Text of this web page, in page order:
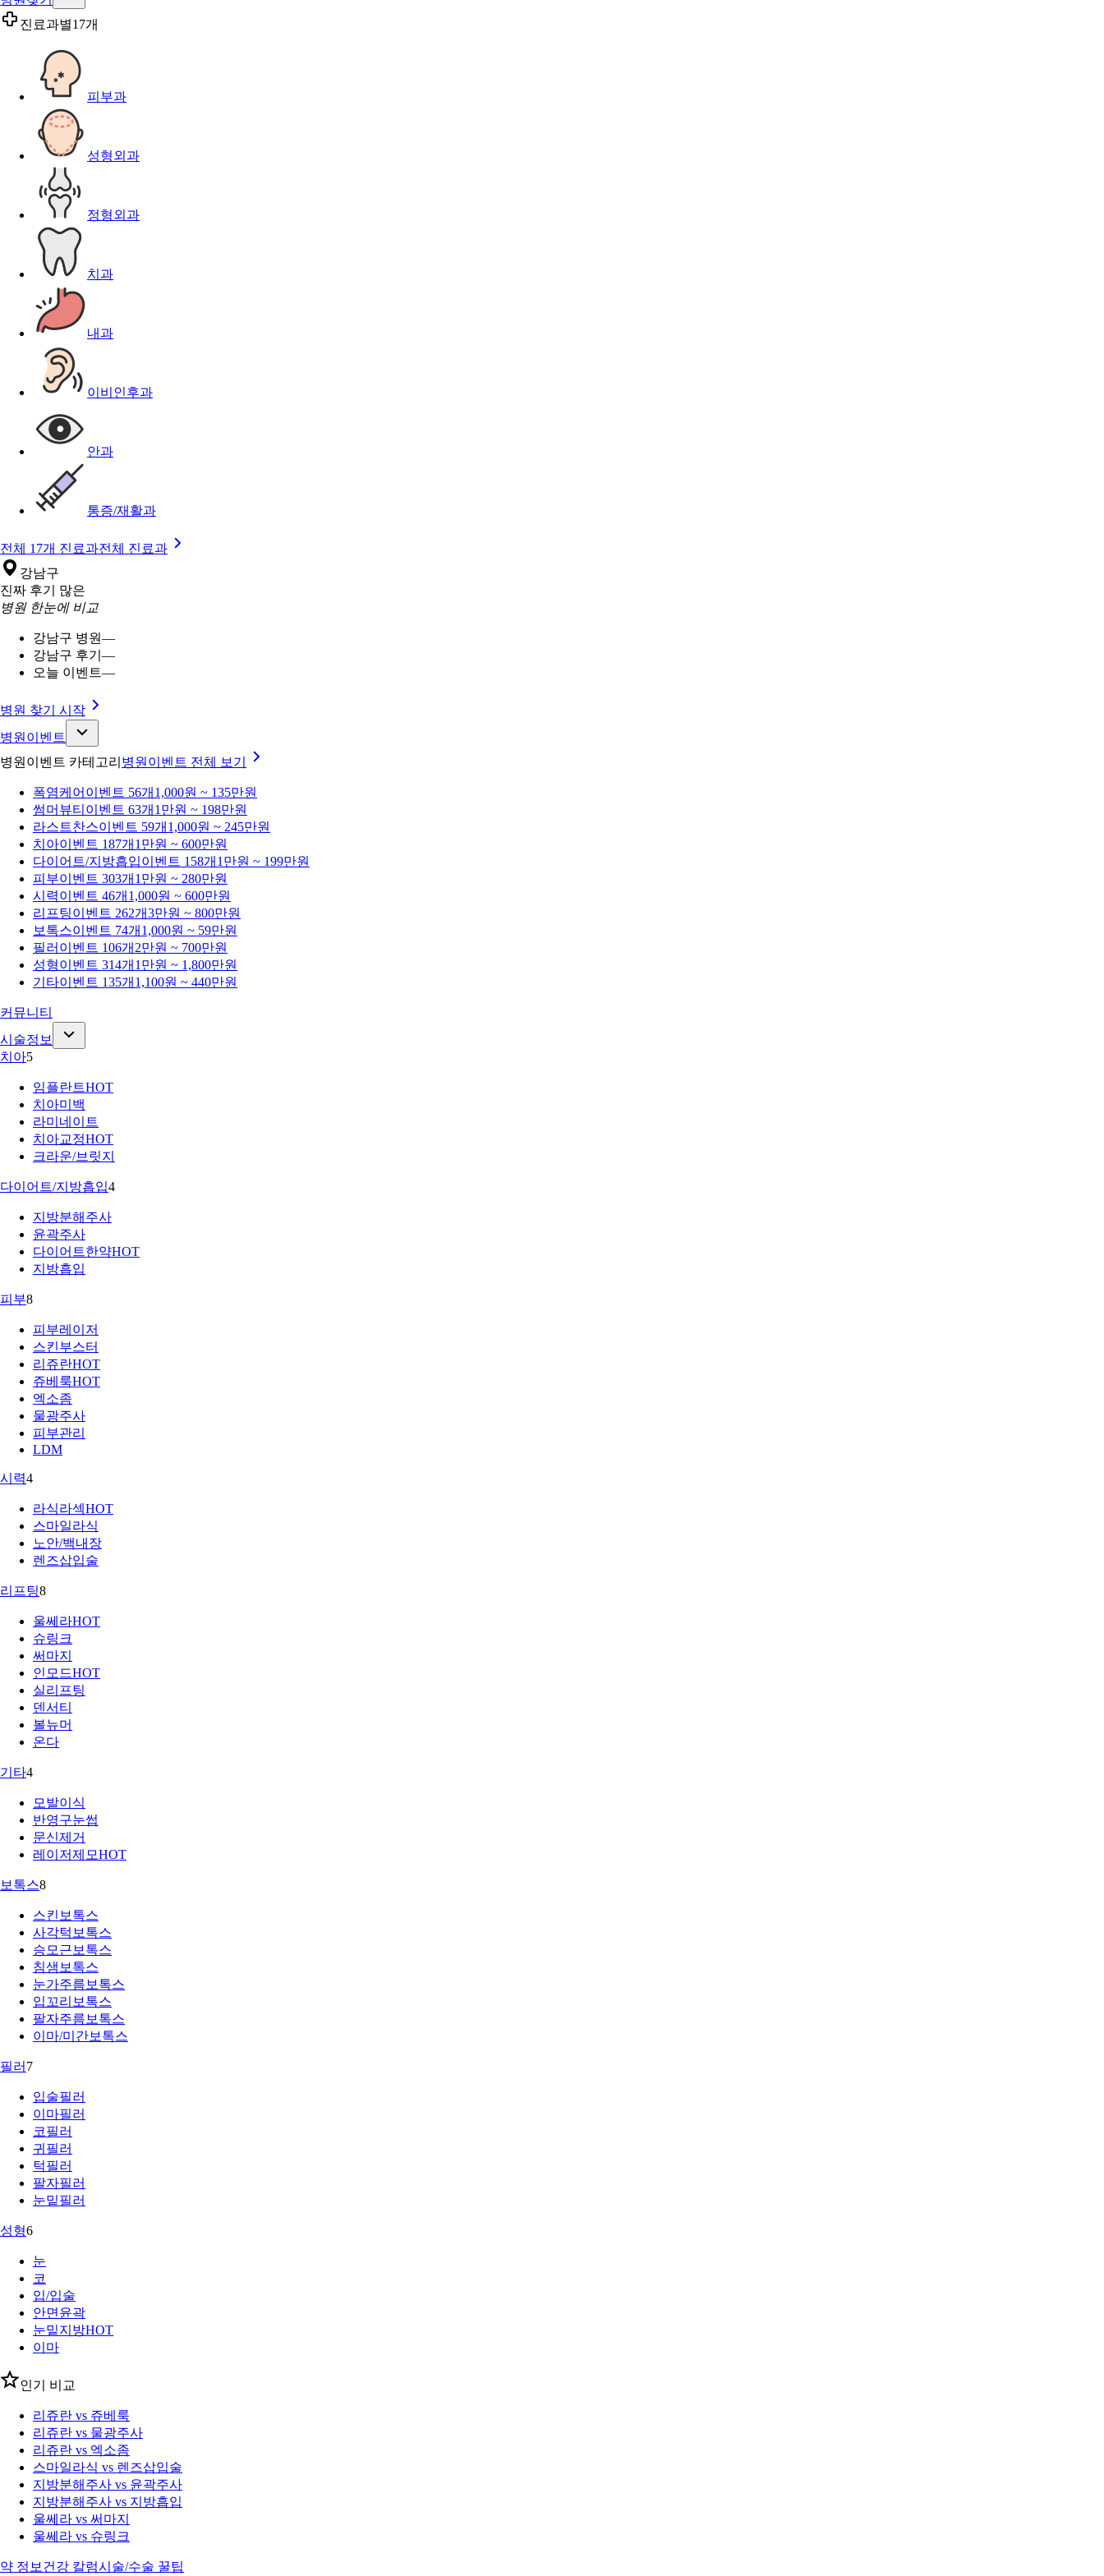
진료과별17개
피부과
성형외과
정형외과
치과
내과
이비인후과
안과
통증/재활과
전체 17개 진료과전체 진료과
강남구
진짜 후기 많은
병원 한눈에 비교
강남구 병원—
강남구 후기 —
오늘 이벤트—
병원 찾기 시작
병원이벤트
병원이벤트 카테고리 병원이벤트 전체 보기
폭염케어 이벤트 56개 1,000원 ~ 135만원
썸머뷰티 이벤트 63개 1만원 ~ 198만원
라스트찬스이벤트 59개 1,000원 ~ 245만원
치아이벤트 187개 1만원 ~ 600만원
다이어트/지방흡입이벤트 158개 1만원 ~ 199만원
피부이벤트 303개 1만원 ~ 280만원
시력이벤트 46개 1,000원 ~ 600만원
리프팅이벤트 262개3만원 ~ 800만원
보톡스이벤트 74개 1,000원 ~ 59만원
필러 이벤트 106개 2만원 ~ 700만원
성형이벤트 314개 1만원 ~ 1,800만원
기타이벤트 135개 1,100원 ~ 440만원
커뮤니티
시술정보
치아5
임플란트HOT
치아미백
라미네이트
치아교정HOT
크라운/브릿지
다이어트/지방흡입4
지방분해주사
윤곽주사
다이어트한약HOT
지방흡입
피부8
피부레이저
스킨부스터
리쥬란HOT
쥬베룩HOT
엑소좀
물광주사
피부관리
LDM
시력4
라식라섹HOT
스마일라식
노안/백내장
렌즈삽입술
리프팅8
울쎄라HOT
슈링크
써마지
인모드HOT
실리프팅
덴서티
볼뉴머
온다
기타4
모발이식
반영구눈썹
문신제거
레이저제모HOT
보톡스8
스킨보톡스
사각턱보톡스
승모근보톡스
침샘보톡스
눈가주름보톡스
입꼬리보톡스
팔자주름보톡스
이마/미간보톡스
필러 7
입술필러
이마필러
코필러
귀필러
턱필러
팔자필러
눈밑필러
성형6
눈
코
입/입술
안면윤곽
눈밑지방HOT
이마
인기 비교
리쥬란 vs 쥬베룩
리쥬란 vs 물광주사
리쥬란 vs 엑소좀
스마일라식 vs 렌즈삽입술
지방분해주사 vs 윤곽주사
지방분해주사 vs 지방흡입
울쎄라 vs 써마지
울쎄라 vs 슈링크
약 정보 건강 칼럼시술/수술 꿀팁